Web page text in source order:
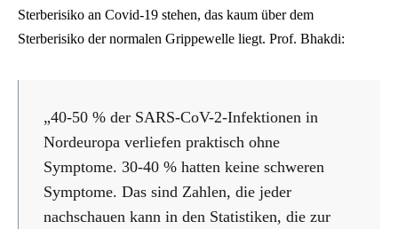
Sterberisiko an Covid-19 stehen, das kaum über dem
Sterberisiko der normalen Grippewelle liegt. Prof. Bhakdi:
„40-50 % der SARS-CoV-2-Infektionen in
Nordeuropa verliefen praktisch ohne
Symptome. 30-40 % hatten keine schweren
Symptome. Das sind Zahlen, die jeder
nachschauen kann in den Statistiken, die zur